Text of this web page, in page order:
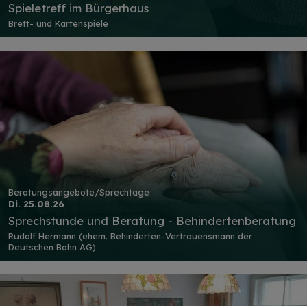
Spieletreff im Bürgerhaus
Brett- und Kartenspiele
Beratungsangebote/Sprechtage
Di. 25.08.26
Sprechstunde und Beratung - Behindertenberatung
Rudolf Hermann (ehem. Behinderten-Vertrauensmann der
Deutschen Bahn AG)